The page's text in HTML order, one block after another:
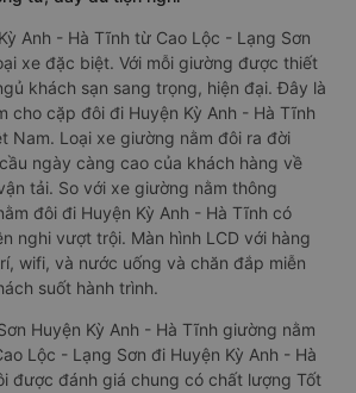
Anh - Hà Tĩnh từ Cao Lộc - Lạng Sơn
xe đặc biệt. Với mỗi giường được thiết
khách sạn sang trọng, hiện đại. Đây là
cho cặp đôi đi Huyện Kỳ Anh - Hà Tĩnh
Nam. Loại xe giường nằm đôi ra đời
ngày càng cao của khách hàng về
tải. So với xe giường nằm thông
đôi đi Huyện Kỳ Anh - Hà Tĩnh có
nghi vượt trội. Màn hình LCD với hàng
wifi, và nước uống và chăn đắp miễn
suốt hành trình.
Huyện Kỳ Anh - Hà Tĩnh giường nằm
Lộc - Lạng Sơn đi Huyện Kỳ Anh - Hà
được đánh giá chung có chất lượng Tốt